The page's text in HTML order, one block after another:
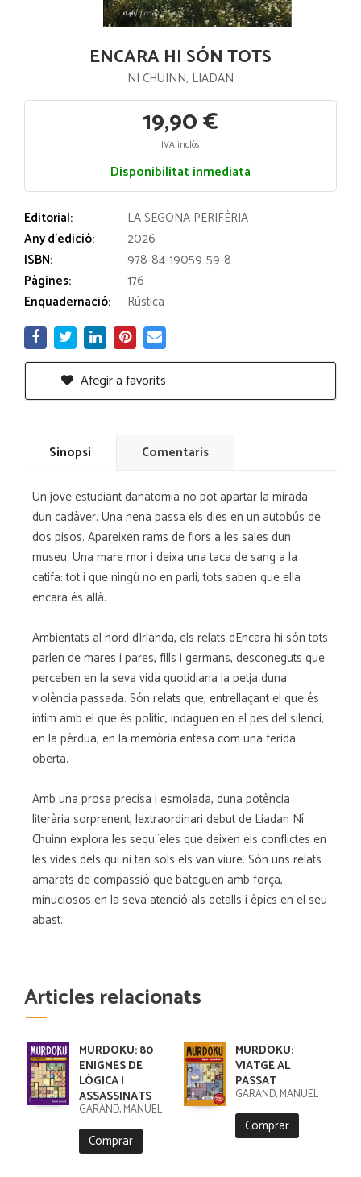
ENCARA HI SÓN TOTS
NI CHUINN, LIADAN
19,90 €
IVA inclós
Disponibilitat inmediata
Editorial:
LA SEGONA PERIFÈRIA
Any d'edició:
2026
ISBN:
978-84-19059-59-8
Pàgines:
176
Enquadernació:
Rústica
Afegir a favorits
Sinopsi Comentaris
Un jove estudiant danatomia no pot apartar la mirada
dun cadàver. Una nena passa els dies en un autobús de
dos pisos. Apareixen rams de flors a les sales dun
museu. Una mare mor i deixa una taca de sang a la
catifa: tot i que ningú no en parli, tots saben que ella
encara és allà.
Ambientats al nord dIrlanda, els relats dEncara hi són tots
parlen de mares i pares, fills i germans, desconeguts que
perceben en la seva vida quotidiana la petja duna
violència passada. Són relats que, entrellaçant el que és
íntim amb el que és polític, indaguen en el pes del silenci,
en la pèrdua, en la memòria entesa com una ferida
oberta.
Amb una prosa precisa i esmolada, duna potència
literària sorprenent, lextraordinari debut de Liadan Ní
Chuinn explora les sequ¨eles que deixen els conflictes en
les vides dels qui ni tan sols els van viure. Són uns relats
amarats de compassió que bateguen amb força,
minuciosos en la seva atenció als detalls i èpics en el seu
abast.
Articles relacionats
MURDOKU: 80
ENIGMES DE
LÒGICA I
ASSASSINATS
GARAND, MANUEL
Comprar
MURDOKU:
VIATGE AL
PASSAT
GARAND, MANUEL
Comprar